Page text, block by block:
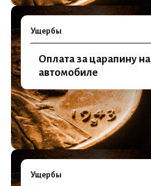
Ущербы
Оплата за царапину на
автомобиле
Ущербы